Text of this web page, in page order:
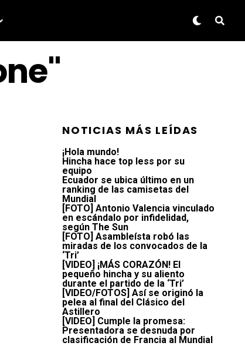
NOTICIAS MÁS LEÍDAS
¡Hola mundo!
Hincha hace top less por su
equipo
Ecuador se ubica último en un
ranking de las camisetas del
Mundial
[FOTO] Antonio Valencia vinculado
en escándalo por infidelidad,
según The Sun
[FOTO] Asambleísta robó las
miradas de los convocados de la
‘Tri’
[VIDEO] ¡MÁS CORAZÓN! El
pequeño hincha y su aliento
durante el partido de la ‘Tri’
[VIDEO/FOTOS] Así se originó la
pelea al final del Clásico del
Astillero
[VIDEO] Cumple la promesa:
Presentadora se desnuda por
clasificación de Francia al Mundial